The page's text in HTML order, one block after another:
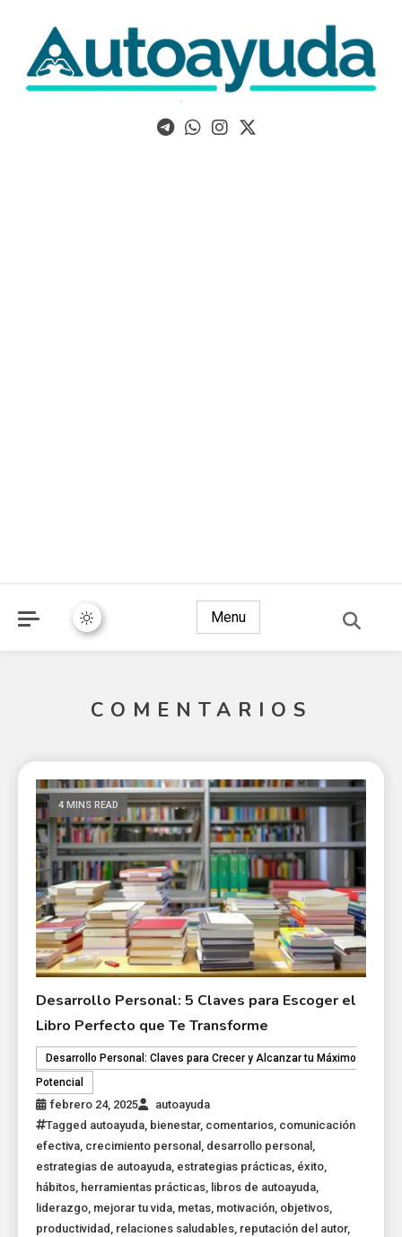
Menu
COMENTARIOS
4 MINS READ
Desarrollo Personal: 5 Claves para Escoger el
Libro Perfecto que Te Transforme
Desarrollo Personal: Claves para Crecer y Alcanzar tu Máximo
Potencial
febrero 24, 2025
autoayuda
Tagged autoayuda, bienestar, comentarios, comunicación
efectiva, crecimiento personal , desarrollo personal ,
estrategias de autoayuda, estrategias prácticas, éxito,
hábitos, herramientas prácticas, libros de autoayuda,
liderazgo, mejorar tu vida, metas, motivación, objetivos,
productividad , relaciones saludables, reputación del autor,